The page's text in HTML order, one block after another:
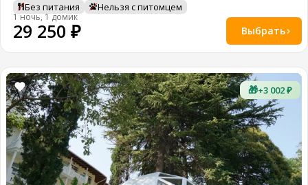
Без питания Нельзя с питомцем
1 ночь, 1 домик
29 250 ₽ Выбрать
🎁+3 002 ₽